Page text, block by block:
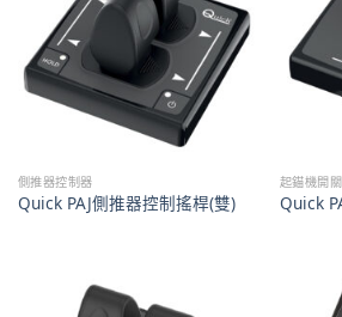
側推器控制器
Quick PAJ側推器控制搖桿(雙)
起錨機開關
Quick